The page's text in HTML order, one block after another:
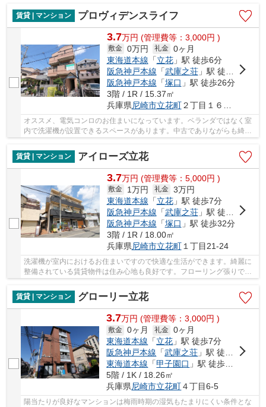
賃貸 | マンション
プロヴィデンスライフ
3.7万円 (管理費等：3,000円 )
敷金 0万円 礼金 0ヶ月
東海道本線 「立花」駅 徒歩6分
阪急神戸本線 「武庫之荘」駅 徒歩21分
阪急神戸本線 「塚口 」駅 徒歩26分
3階 / 1R / 15.37㎡
兵庫県尼崎市立花町２丁目１６－２５
オススメ、電気コンロのお住まいになっています。ベランダではなく室
内で洗濯機が設置できるスペースがあります。中古でありながらも綺麗
な室内と魅力的な環境のあるお部屋です。エア...
賃貸 | マンション
アイローズ立花
3.7万円 (管理費等：5,000円 )
敷金 1万円 礼金 3万円
東海道本線 「立花」駅 徒歩7分
阪急神戸本線 「武庫之荘」駅 徒歩28分
阪急神戸本線 「塚口 」駅 徒歩32分
3階 / 1R / 18.00㎡
兵庫県尼崎市立花町１丁目21-24
洗濯機が室内におけるお住まいですので快適な生活ができます。綺麗に
整備されている賃貸物件は住み心地も良好です。フローリング張りでお
掃除も快適な物件となっています。よく自転車...
賃貸 | マンション
グローリー立花
3.7万円 (管理費等：3,000円 )
敷金 0ヶ月 礼金 0ヶ月
東海道本線 「立花 」駅 徒歩7分
阪急神戸本線 「武庫之荘 」駅 徒歩20分
東海道本線 「甲子園口 」駅 徒歩36分
5階 / 1K / 18.26㎡
兵庫県尼崎市立花町４丁目6-5
陽当たりが良好なマンションは梅雨時期の湿気もたまりにくい条件とな